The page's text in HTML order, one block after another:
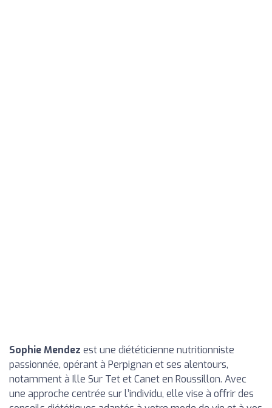
Sophie Mendez est une diététicienne nutritionniste
passionnée, opérant à Perpignan et ses alentours,
notamment à Ille Sur Tet et Canet en Roussillon. Avec
une approche centrée sur l’individu, elle vise à offrir des